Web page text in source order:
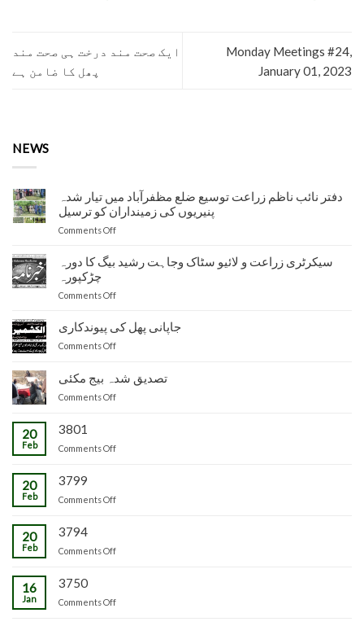
ایک صحت مند درخت ہی صحت مند
پھل کا ضامن ہے
Monday Meetings #24,
January 01, 2023
NEWS
دفتر نائب ناظم زراعت توسیع ضلع مظفرآباد میں تیار شدہ
پنیریوں کی زمینداران کو ترسیل
Comments Offon
ناظم
مظفرآباد
پنیریوں
کی
سیکرٹری زراعت و لائیو سٹاک وجاہت رشید بیگ کا دورہ
چڑکپورہ
Comments Offon
زراعت
و
وجاہت
چڑکپورہ
جاپانی پھل کی پیوندکاری
Comments Offon
کی
تصدیق شدہ بیج مکئی
Comments Offon
20
Feb
3801
Comments Offon
20
Feb
3799
Comments Offon
20
Feb
3794
Comments Offon
16
Jan
3750
Comments Offon